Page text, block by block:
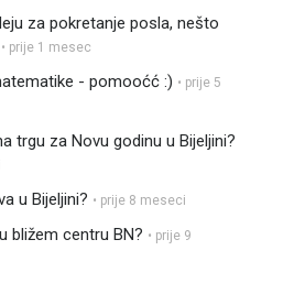
za pokretanje posla, nešto
• prije 1 mesec
- pomooćć :) • prije 5
trgu za Novu godinu u Bijeljini?
u Bijeljini? • prije 8 meseci
bližem centru BN? • prije 9